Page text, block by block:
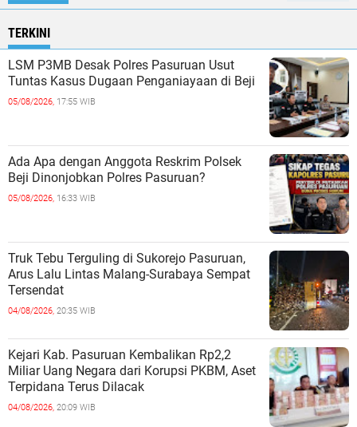
TERKINI
LSM P3MB Desak Polres Pasuruan Usut
Tuntas Kasus Dugaan Penganiayaan di Beji
05/08/2026, 17:55 WIB
Ada Apa dengan Anggota Reskrim Polsek
Beji Dinonjobkan Polres Pasuruan?
05/08/2026, 16:33 WIB
Truk Tebu Terguling di Sukorejo Pasuruan,
Arus Lalu Lintas Malang-Surabaya Sempat
Tersendat
04/08/2026, 20:35 WIB
Kejari Kab. Pasuruan Kembalikan Rp2,2
Miliar Uang Negara dari Korupsi PKBM, Aset
Terpidana Terus Dilacak
04/08/2026, 20:09 WIB